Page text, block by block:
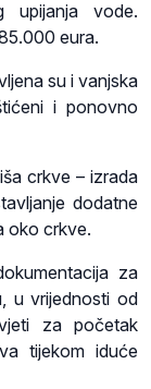
upijanja vode.
eura.
su i vanjska
i ponovno
crkve – izrada
dodatne
oko crkve.
za
u vrijednosti od
za početak
tijekom iduće